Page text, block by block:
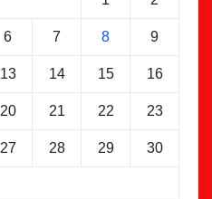
6 7 8 9
13 14 15 16
20 21 22 23
27 28 29 30